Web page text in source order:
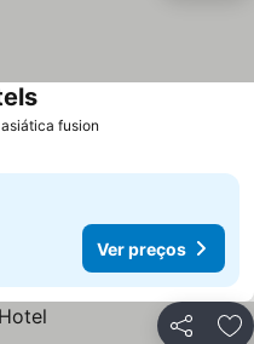
fusion
Ver preços
Ver preços
Partilhar